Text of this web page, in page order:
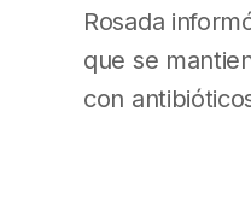
Rosada
que se
con